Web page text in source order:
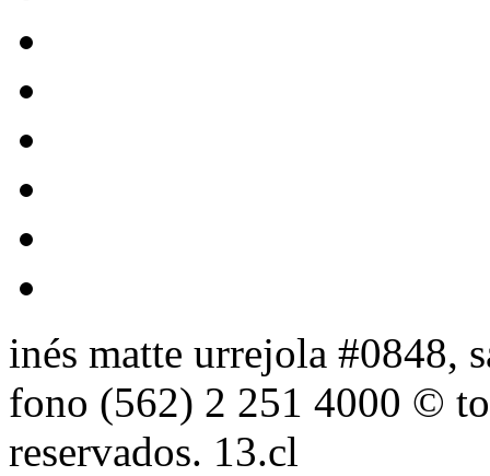
inés matte urrejola #0848,
fono (562) 2 251 4000 ©
reservados. 13.cl